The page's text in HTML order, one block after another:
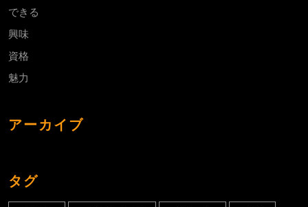
できる
興味
資格
魅力
アーカイブ
タグ